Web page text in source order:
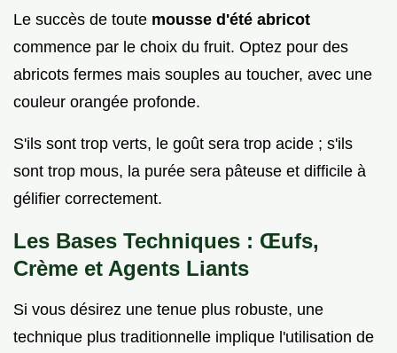
Le succès de toute mousse d'été abricot
commence par le choix du fruit. Optez pour des
abricots fermes mais souples au toucher, avec une
couleur orangée profonde.
S'ils sont trop verts, le goût sera trop acide ; s'ils
sont trop mous, la purée sera pâteuse et difficile à
gélifier correctement.
Les Bases Techniques : Œufs,
Crème et Agents Liants
Si vous désirez une tenue plus robuste, une
technique plus traditionnelle implique l'utilisation de